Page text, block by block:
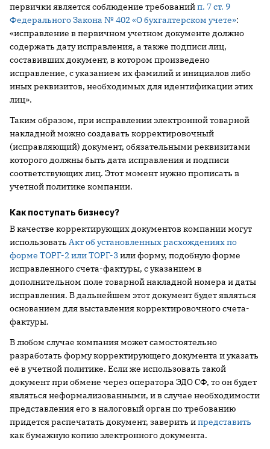
первички является соблюдение требованийп. 7 ст. 9
Федерального Закона № 402 «О бухгалтерском учете»:
«исправление в первичном учетном документе должно
содержать дату исправления, а также подписи лиц,
составивших документ, в котором произведено
исправление, с указанием их фамилий и инициалов либо
иных реквизитов, необходимых для идентификации этих
лиц».
Таким образом, при исправлении электронной товарной
накладной можно создавать корректировочный
(исправляющий) документ, обязательными реквизитами
которого должны быть дата исправления и подписи
соответствующих лиц. Этот момент нужно прописать в
учетной политике компании.
Как поступать бизнесу?
В качестве корректирующих документов компании могут
использовать Акт об установленных расхождениях по
форме ТОРГ-2 или ТОРГ-3или форму, подобную форме
исправленного счета-фактуры, с указанием в
дополнительном поле товарной накладной номера и даты
исправления. В дальнейшем этот документ будет являться
основанием для выставления корректировочного счета-
фактуры.
В любом случае компания может самостоятельно
разработать форму корректирующего документа и указать
её в учетной политике. Если же использовать такой
документ при обмене через оператора ЭДО СФ, то он будет
являться неформализованными, и в случае необходимости
представления его в налоговый орган по требованию
придется распечатать документ, заверить ипредставить
как бумажную копию электронного документа.